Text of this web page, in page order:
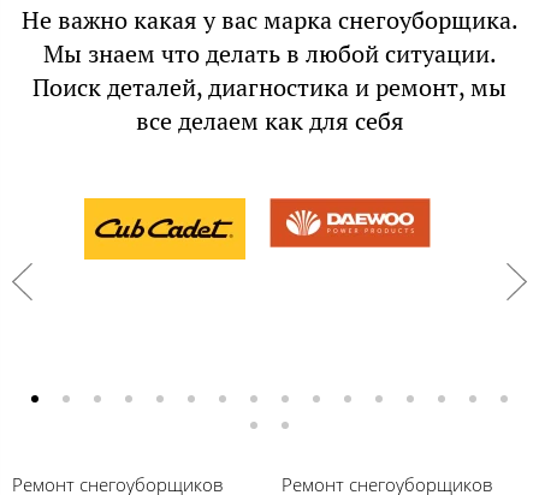
Не важно какая у вас марка снегоуборщика.
Мы знаем что делать в любой ситуации.
Поиск деталей, диагностика и ремонт, мы
все делаем как для себя
Ремонт снегоуборщиков Ремонт снегоуборщиков